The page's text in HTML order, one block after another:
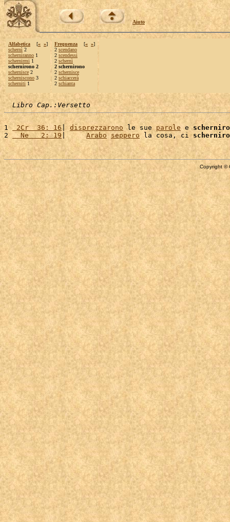
Aiuto
Alfabetica [« »]
schernì 2
scherniranno 1
schernirmi 1
schernirono 2
schernisce 2
scherniscono 3
scherniti 1
Frequenza [« »]
2 scendano
2 scendessi
2 schernì
2 schernirono
2 schernisce
2 schiaccerà
2 schianta
Libro Cap.:Versetto
1 2Cr  36: 16| disprezzarono le sue parole e
2
  Ne   2: 19
| Arabo seppero la cosa, ci
Copyright ©